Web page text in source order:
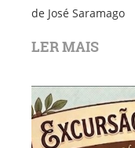
de José Saramago
LER MAIS